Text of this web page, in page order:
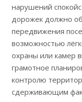
нарушений
дорожек должно
передвижения
возможностью
охраны или камер
грамотное
контролю
сдерживающим